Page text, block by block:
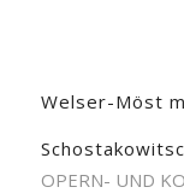
Welser-Möst
OPERN- UND